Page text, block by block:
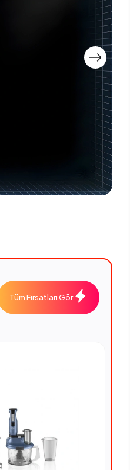
Tüm Fırsatları Gör